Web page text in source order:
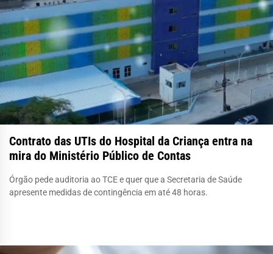
Contrato das UTIs do Hospital da Criança entra na
mira do Ministério Público de Contas
Órgão pede auditoria ao TCE e quer que a Secretaria de Saúde
apresente medidas de contingência em até 48 horas.